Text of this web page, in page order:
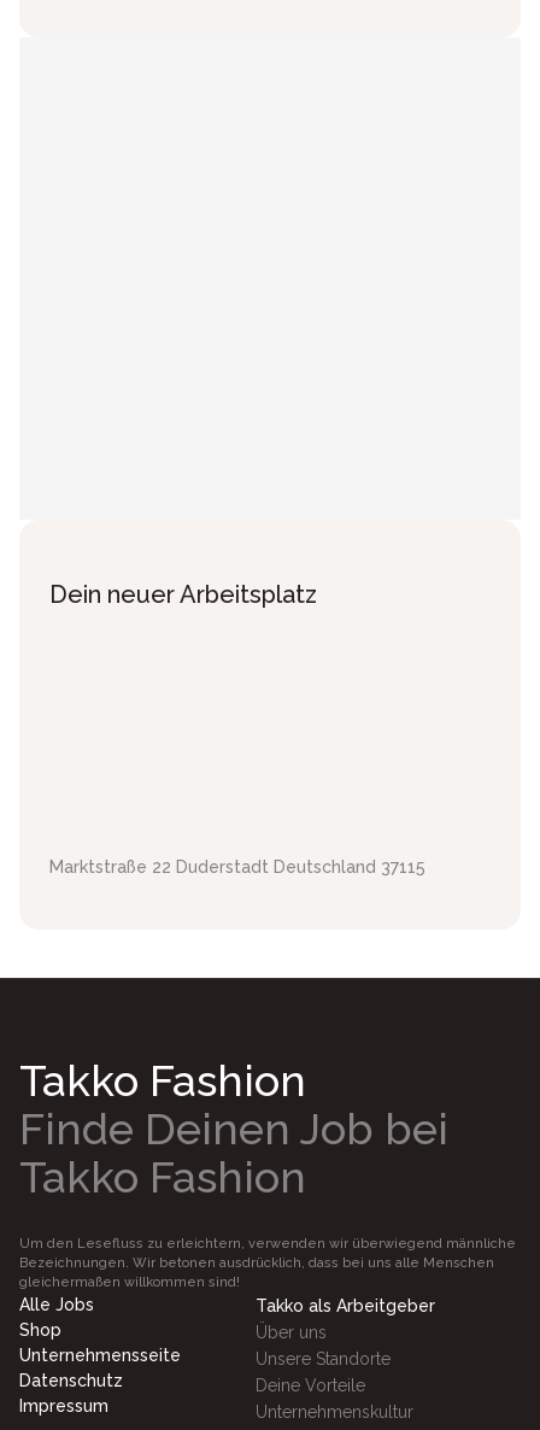
Dein neuer Arbeitsplatz
Marktstraße 22 Duderstadt Deutschland 37115
Takko Fashion
Finde Deinen Job bei
Takko Fashion
Um den Lesefluss zu erleichtern, verwenden wir überwiegend männliche
Bezeichnungen. Wir betonen ausdrücklich, dass bei uns alle Menschen
gleichermaßen willkommen sind!
Alle Jobs
Shop
Unternehmensseite
Datenschutz
Impressum
Takko als Arbeitgeber
Über uns
Unsere Standorte
Deine Vorteile
Unternehmenskultur